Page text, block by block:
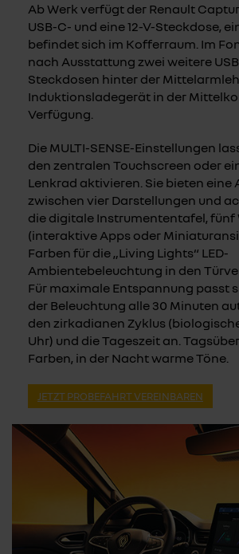
Ab Werk verfügt der Renault
USB-C- und eine 12-V-Steckdose,
befindet sich im Kofferraum. Im
nach Ausstattung zwei weitere
Steckdosen hinter der
Induktionsladegerät in der
Verfügung.
Die MULTI-SENSE-Einstellungen
den zentralen Touchscreen oder
Lenkrad aktivieren. Sie bieten eine
zwischen vier Darstellungen und
die digitale Instrumententafel, fünf
(interaktive Apps oder
Farben für die „Living Lights“ LED-
Ambientebeleuchtung in den
Für maximale Entspannung passt
der Beleuchtung alle 30 Minuten
den zirkadianen Zyklus
Uhr) und die Tageszeit an.
Farben, in der Nacht warme Töne.
JETZT PROBEFAHRT VEREINBAREN